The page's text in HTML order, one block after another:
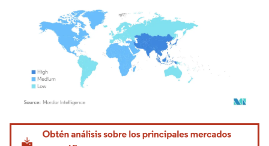
Imagen © Mordor Intelligence. El uso requiere atribución según CC BY 4.0.